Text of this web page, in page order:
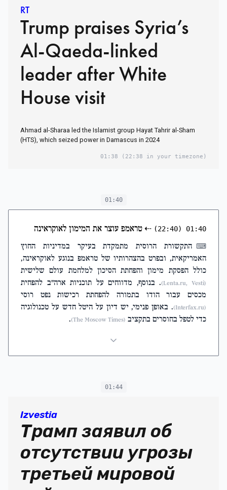
RT
Trump praises Syria’s
Al-Qaeda-linked
leader after White
House visit
Ahmad al-Sharaa led the Islamist group Hayat Tahrir al-Sham
(HTS), which seized power in Damascus in 2024
01:38 (22:38 in your timezone)
01:40
01:40
(22:40)
⇠טראמפ עוצר את המימון לאוקראינה
⌨ התקשורת הרוסית מתמקדת בעיקר במדיניות החוץ
האמריקאית, ובפרט בהצהרותיו של טראמפ בנוגע לאוקראינה,
כולל הפסקת מימון והפחתת הסיכון למלחמת עולם שלישית
(Lenta.ru, Vesti)
. בנוסף, מדווחים על תוכניות ארה"ב להפחית
מכסים עבור הודו בתמורה להפחתת רכישות נפט רוסי
(Interfax.ru)
. באופן פנימי, יש דיון על היטל חדש על טכנולוגיה
כדי לטפל בחוסרים בתקציב (The Moscow Times)
.
01:44
Izvestia
Трамп заявил об
отсутствии угрозы
третьей мировой